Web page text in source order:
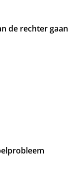
de rechter gaan